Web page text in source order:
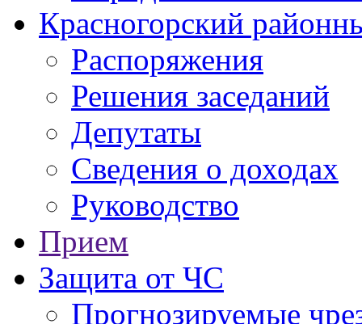
Красногорский
Распоряжения
Решения заседаний
Депутаты
Сведения о доходах
Руководство
Прием
Защита от ЧС
Прогнозируемые